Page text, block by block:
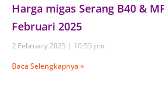
Harga migas Serang B40 &
Februari 2025
2 February 2025
10:55 pm
Baca Selengkapnya »